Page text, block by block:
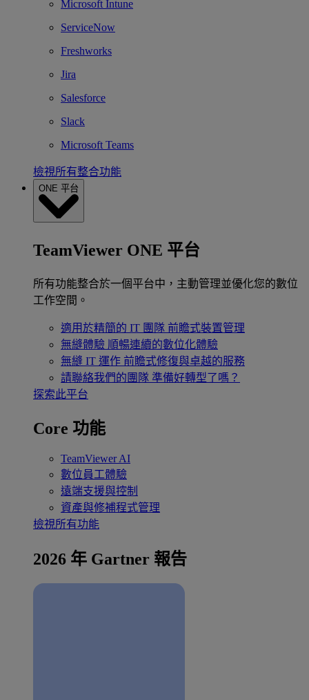
Microsoft Intune
ServiceNow
Freshworks
Jira
Salesforce
Slack
Microsoft Teams
檢視所有整合功能
ONE 平台
TeamViewer ONE 平台
所有功能整合於一個平台中，主動管理並優化您的數位
工作空間。
適用於精簡的 IT 團隊 前瞻式裝置管理
無縫體驗 順暢連續的數位化體驗
無縫 IT 運作 前瞻式修復與卓越的服務
請聯絡我們的團隊 準備好轉型了嗎？
探索此平台
Core 功能
TeamViewer AI
數位員工體驗
遠端支援與控制
資產與修補程式管理
檢視所有功能
2026 年 Gartner 報告